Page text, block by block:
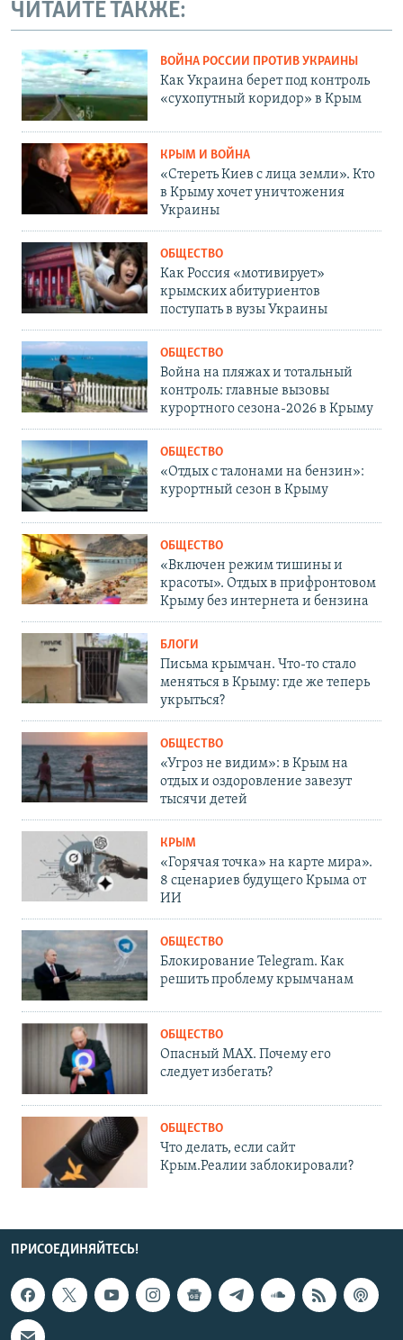
ЧИТАЙТЕ ТАКЖЕ:
ВОЙНА РОССИИ ПРОТИВ УКРАИНЫ
Как Украина берет под контроль
«сухопутный коридор» в Крым
КРЫМ И ВОЙНА
«Стереть Киев с лица земли». Кто
в Крыму хочет уничтожения
Украины
ОБЩЕСТВО
Как Россия «мотивирует»
крымских абитуриентов
поступать в вузы Украины
ОБЩЕСТВО
Война на пляжах и тотальный
контроль: главные вызовы
курортного сезона-2026 в Крыму
ОБЩЕСТВО
«Отдых с талонами на бензин»:
курортный сезон в Крыму
ОБЩЕСТВО
«Включен режим тишины и
красоты». Отдых в прифронтовом
Крыму без интернета и бензина
БЛОГИ
Письма крымчан. Что-то стало
меняться в Крыму: где же теперь
укрыться?
ОБЩЕСТВО
«Угроз не видим»: в Крым на
отдых и оздоровление завезут
тысячи детей
КРЫМ
«Горячая точка» на карте мира».
8 сценариев будущего Крыма от
ИИ
ОБЩЕСТВО
Блокирование Telegram. Как
решить проблему крымчанам
ОБЩЕСТВО
Опасный MAX. Почему его
следует избегать?
ОБЩЕСТВО
Что делать, если сайт
Крым.Реалии заблокировали?
ПРИСОЕДИНЯЙТЕСЬ!